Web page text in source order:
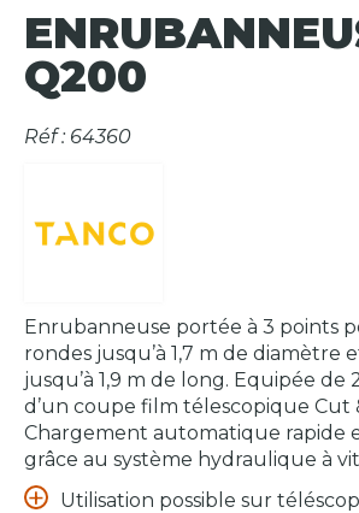
Q200
Réf : 64360
Utilisation possible sur
Enrubanneuse portée à 3 points
rondes jusqu’à 1,7 m de diamètre
jusqu’à 1,9 m de long. Equipée de
d’un coupe film télescopique Cut
Chargement automatique rapide
grâce au système hydraulique à